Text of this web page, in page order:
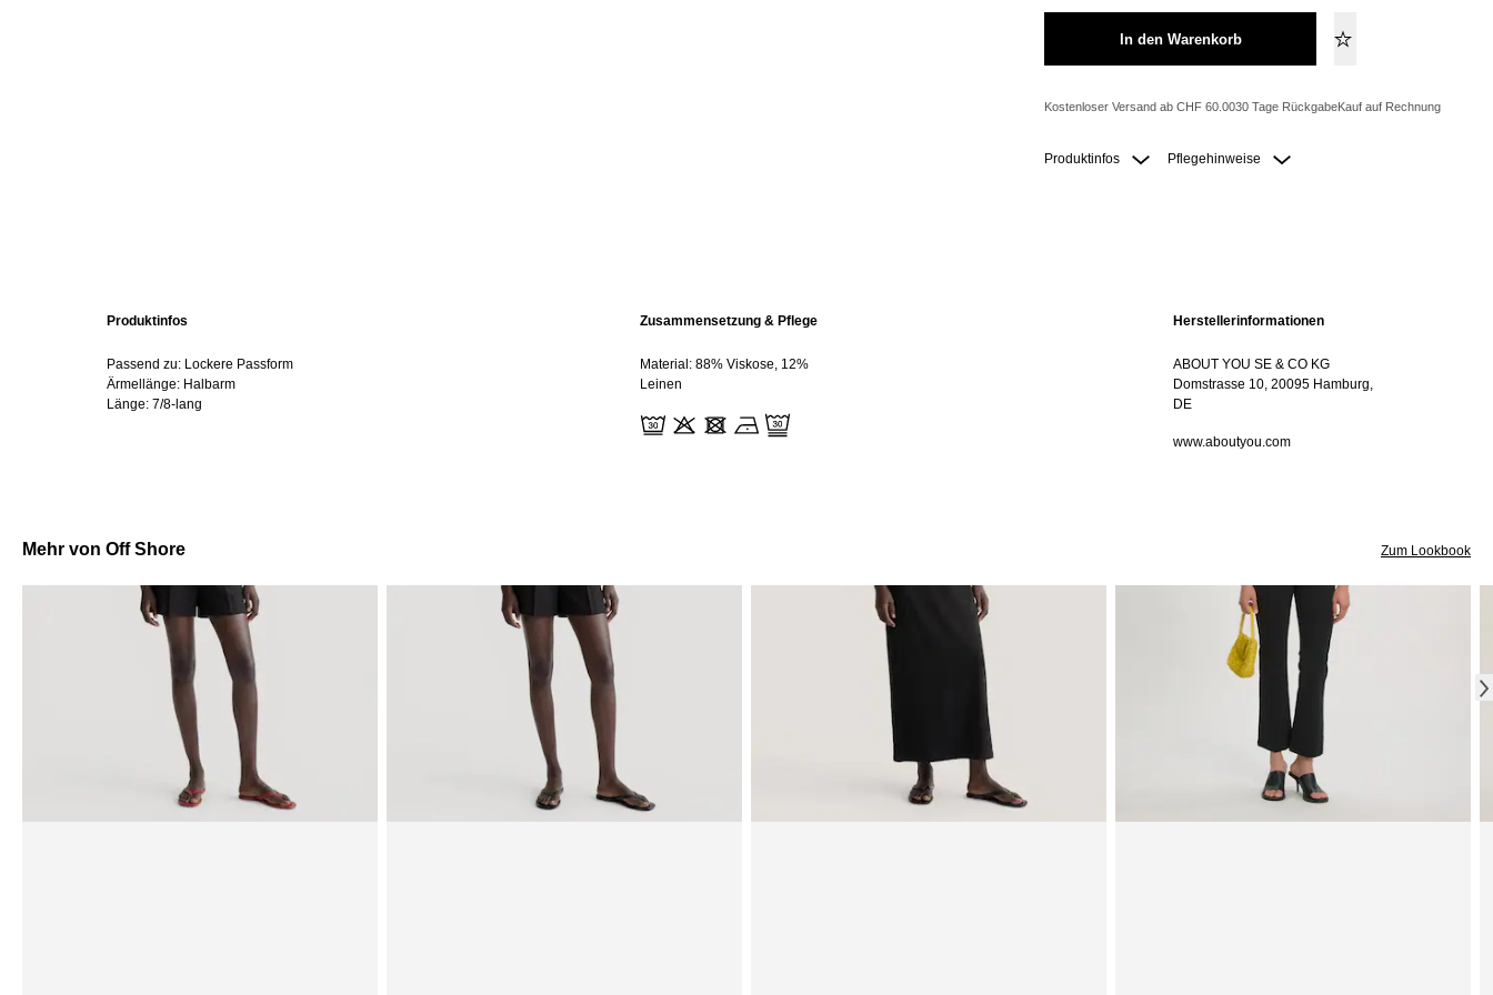
In den Warenkorb
Kostenloser Versand ab CHF 60.0030 Tage RückgabeKauf auf Rechnung
Produktinfos Pflegehinweise
Produktinfos
Passend zu: Lockere Passform
Ärmellänge: Halbarm
Länge: 7/8-lang
Zusammensetzung & Pflege
Material: 88% Viskose, 12%
Leinen
Herstellerinformationen
ABOUT YOU SE & CO KG
Domstrasse 10, 20095 Hamburg,
DE
www.aboutyou.com
Mehr von Off Shore Zum Lookbook